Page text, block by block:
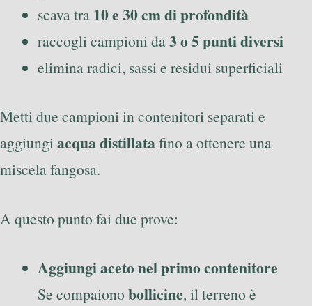
scava tra 10 e 30 cm di profondità
raccogli campioni da3 o 5 punti diversi
elimina radici, sassi e residui superficiali
Metti due campioni in contenitori separati e
aggiungiacqua distillatafino a ottenere una
miscela fangosa.
A questo punto fai due prove:
Aggiungi aceto nel primo contenitore
Se compaiono bollicine, il terreno è